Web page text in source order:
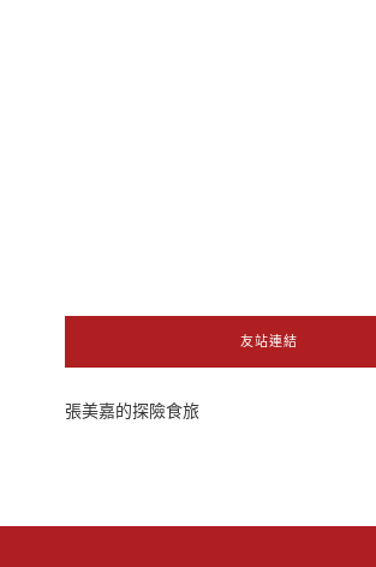
友站連結
張美嘉的探險食旅